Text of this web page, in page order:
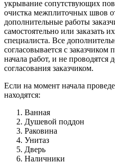
укрывание сопутствующих
очистка межплиточных швов
дополнительные работы
самостоятельно или заказать
специалиста. Все
согласовывается с заказчиком
начала работ, и не проводятся
согласования заказчиком.
Если на момент начала
находятся:
Ванная
Душевой поддон
Раковина
Унитаз
Дверь
Наличники